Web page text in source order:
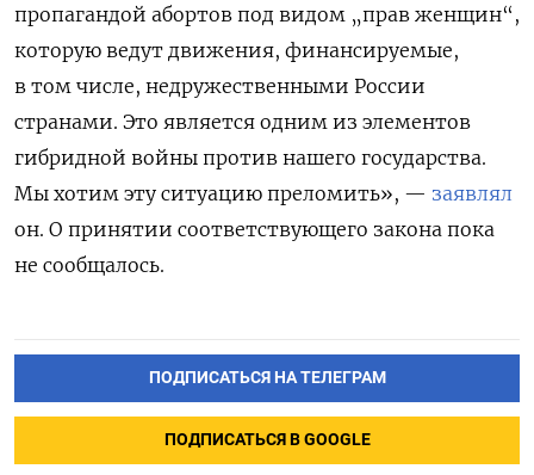
пропагандой абортов под видом „прав женщин“,
которую ведут движения, финансируемые,
в том числе, недружественными России
странами. Это является одним из элементов
гибридной войны против нашего государства.
Мы хотим эту ситуацию преломить», — заявлял
он. О принятии соответствующего закона пока
не сообщалось.
ПОДПИСАТЬСЯ НА ТЕЛЕГРАМ
ПОДПИСАТЬСЯ В GOOGLE